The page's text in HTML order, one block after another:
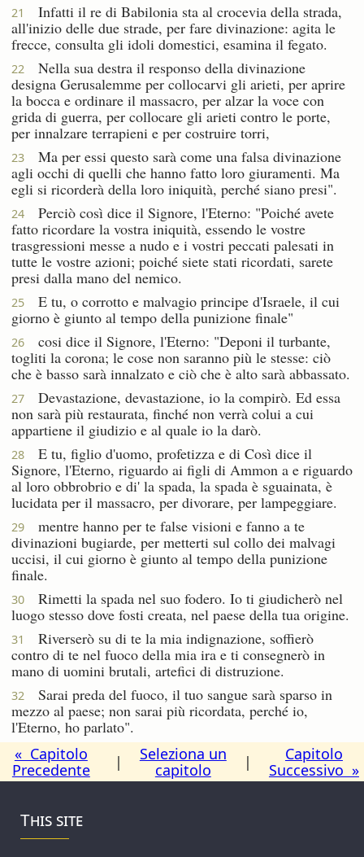
21
Infatti il re di Babilonia sta al crocevia della strada,
all'inizio delle due strade, per fare divinazione: agita le
frecce, consulta gli idoli domestici, esamina il fegato.
22
Nella sua destra il responso della divinazione
designa Gerusalemme per collocarvi gli arieti, per aprire
la bocca e ordinare il massacro, per alzar la voce con
grida di guerra, per collocare gli arieti contro le porte,
per innalzare terrapieni e per costruire torri,
23
Ma per essi questo sarà come una falsa divinazione
agli occhi di quelli che hanno fatto loro giuramenti. Ma
egli si ricorderà della loro iniquità, perché siano presi".
24
Perciò così dice il Signore, l'Eterno: "Poiché avete
fatto ricordare la vostra iniquità, essendo le vostre
trasgressioni messe a nudo e i vostri peccati palesati in
tutte le vostre azioni; poiché siete stati ricordati, sarete
presi dalla mano del nemico.
25
E tu, o corrotto e malvagio principe d'Israele, il cui
giorno è giunto al tempo della punizione finale"
26
cosi dice il Signore, l'Eterno: "Deponi il turbante,
togliti la corona; le cose non saranno più le stesse: ciò
che è basso sarà innalzato e ciò che è alto sarà abbassato.
27
Devastazione, devastazione, io la compirò. Ed essa
non sarà più restaurata, finché non verrà colui a cui
appartiene il giudizio e al quale io la darò.
28
E tu, figlio d'uomo, profetizza e di Così dice il
Signore, l'Eterno, riguardo ai figli di Ammon a e riguardo
al loro obbrobrio e di' la spada, la spada è sguainata, è
lucidata per il massacro, per divorare, per lampeggiare.
29
mentre hanno per te false visioni e fanno a te
divinazioni bugiarde, per metterti sul collo dei malvagi
uccisi, il cui giorno è giunto al tempo della punizione
finale.
30
Rimetti la spada nel suo fodero. Io ti giudicherò nel
luogo stesso dove fosti creata, nel paese della tua origine.
31
Riverserò su di te la mia indignazione, soffierò
contro di te nel fuoco della mia ira e ti consegnerò in
mano di uomini brutali, artefici di distruzione.
32
Sarai preda del fuoco, il tuo sangue sarà sparso in
mezzo al paese; non sarai più ricordata, perché io,
l'Eterno, ho parlato".
« Capitolo
Precedente
|
Seleziona un
capitolo
|
Capitolo
Successivo »
This site